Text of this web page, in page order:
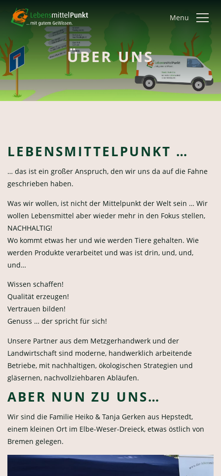
Menu
ÜBER UNS
LEBENSMITTELPUNKT …
… das ist ein großer Anspruch, den wir uns da auf die Fahne
geschrieben haben.
Was wir wollen, ist nicht der Mittelpunkt der Welt sein … Wir
wollen Lebensmittel aber wieder mehr in den Fokus stellen,
NACHHALTIG!
Wo kommt etwas her und wie werden Tiere gehalten. Wie
werden Produkte verarbeitet und was ist drin, und, und,
und…
Wissen schaffen!
Qualität erzeugen!
Vertrauen bilden!
Genuss … der spricht für sich!
Unsere Partner aus dem Metzgerhandwerk und der
Landwirtschaft sind moderne, handwerklich arbeitende
Betriebe, mit nachhaltigen, ökologischen Strategien und
gläsernen, nachvollziehbaren Abläufen.
ABER NUN ZU UNS…
Wir sind die Familie Heiko & Tanja Gerken aus Hepstedt,
einem kleinen Ort im Elbe-Weser-Dreieck, etwas östlich von
Bremen gelegen.